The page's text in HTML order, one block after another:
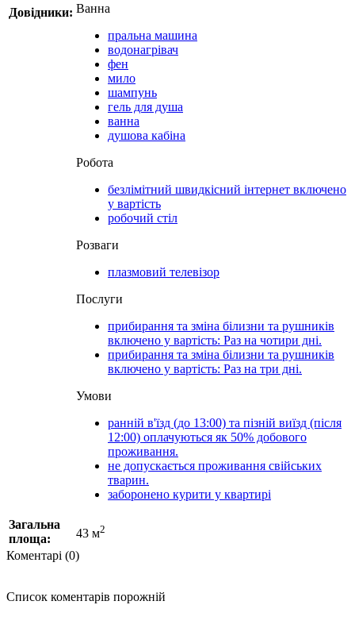
Довідники: Ванна
пральна машина
водонагрівач
фен
мило
шампунь
гель для душа
ванна
душова кабіна
Робота
безлімітний швидкісний інтернет включено
у вартість
робочий стіл
Розваги
плазмовий телевізор
Послуги
прибирання та зміна білизни та рушників
включено у вартість: Раз на чотири дні.
прибирання та зміна білизни та рушників
включено у вартість: Раз на три дні.
Умови
ранній в'їзд (до 13:00) та пізній виїзд (після
12:00) оплачуються як 50% добового
проживання.
не допускається проживання свійських
тварин.
заборонено курити у квартирі
Загальна
площа:
43 м2
Коментарі (0)
Список коментарів порожній